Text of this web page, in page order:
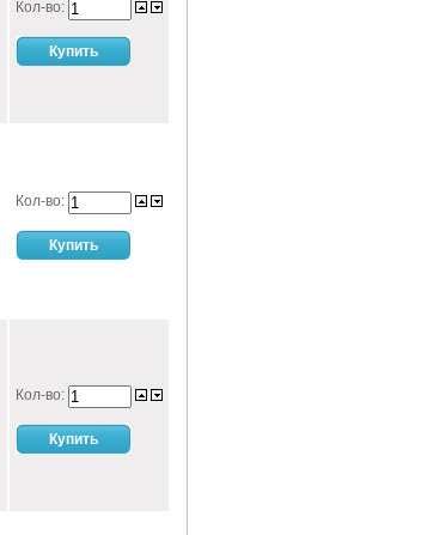
Кол-во:
Кол-во:
Кол-во: